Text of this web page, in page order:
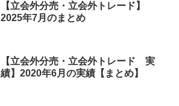
【立会外分売・立会外トレード】
2025年7月のまとめ
【立会外分売・立会外トレード 実
績】2020年6月の実績【まとめ】